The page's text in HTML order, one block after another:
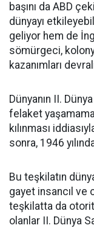
başını da ABD
dünyayı
geliyor hem de
sömürgeci,
kazanımları
Dünyanın II.
felaket
kılınması
sonra, 1946
Bu teşkilatın
gayet insancıl ve
teşkilatta da
olanlar II. Dünya